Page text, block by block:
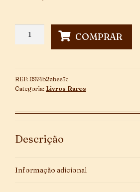
quantidade
COMPRAR
REF: 8974b2abee5c
Categoria: Livros Raros
Descrição
Informação adicional